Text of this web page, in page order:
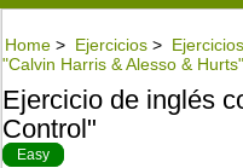
Home > Ejercicios >
"Calvin Harris & Alesso & Hurts"
Ejercicio de inglés
Control"
Easy